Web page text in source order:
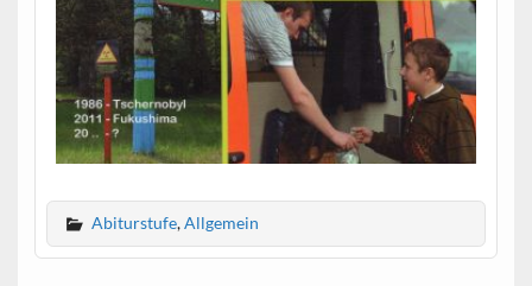
Abiturstufe,Allgemein